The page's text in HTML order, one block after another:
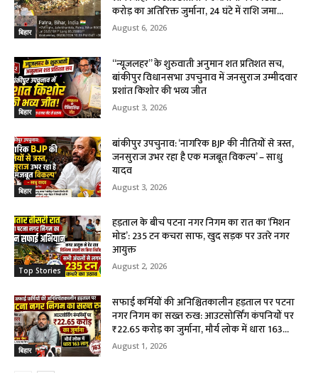
बिहार
करोड़ का अतिरिक्त जुर्माना, 24 घंटे में राशि जमा...
August 6, 2026
बिहार
“न्यूजलहर” के शुरुवाती अनुमान शत प्रतिशत सच,
बांकीपुर विधानसभा उपचुनाव में जनसुराज उम्मीदवार
प्रशांत किशोर की भव्य जीत
August 3, 2026
बिहार
बांकीपुर उपचुनाव: ‘नागरिक BJP की नीतियों से त्रस्त,
जनसुराज उभर रहा है एक मजबूत विकल्प’ – साधु
यादव
August 3, 2026
Top Stories
हड़ताल के बीच पटना नगर निगम का रात का ‘मिशन
मोड’: 235 टन कचरा साफ, खुद सड़क पर उतरे नगर
आयुक्त
August 2, 2026
बिहार
सफाई कर्मियों की अनिश्चितकालीन हड़ताल पर पटना
नगर निगम का सख्त रुख: आउटसोर्सिंग कंपनियों पर
₹22.65 करोड़ का जुर्माना, मौर्य लोक में धारा 163...
August 1, 2026